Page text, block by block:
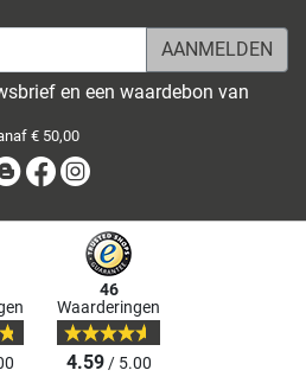
en een waardebon van
€ 50,00
BlogFacebook
46
Waarderingen
4.59/ 5.00